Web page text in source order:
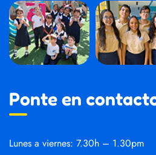
Ponte en
Lunes a viernes: 7.30h – 1.30pm